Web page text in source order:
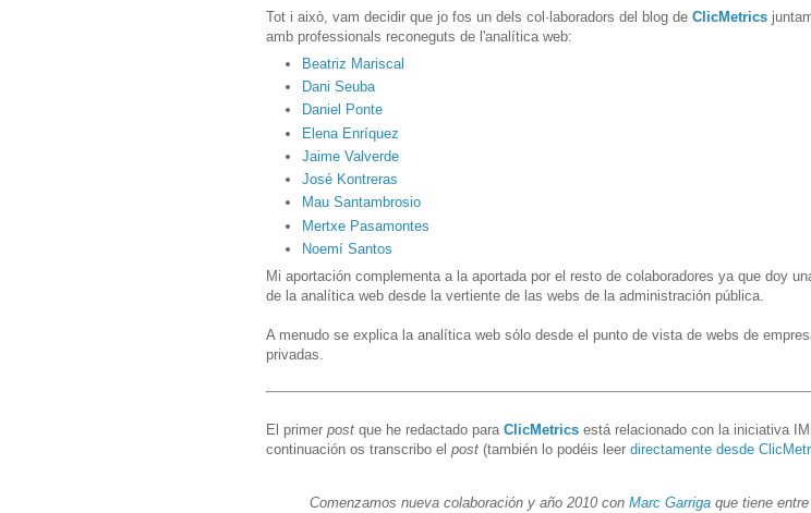
Tot i això, vam decidir que jo fos un dels col·laboradors del blog de ClicMetrics
amb professionals reconeguts de l'analítica web:
Beatriz Mariscal
Dani Seuba
Daniel Ponte
Elena Enríquez
Jaime Valverde
José Kontreras
Mau Santambrosio
Mertxe Pasamontes
Noemí Santos
Mi aportación complementa a la aportada por el resto de colaboradores ya que doy
de la analítica web desde la vertiente de las webs de la administración pública.
A menudo se explica la analítica web sólo desde el punto de vista de webs de
privadas.
El primer post que he redactado para ClicMetrics está relacionado con la iniciativa
continuación os transcribo el post (también lo podéis leer directamente desde
Comenzamos nueva colaboración y año 2010 con Marc Garriga que tiene entre